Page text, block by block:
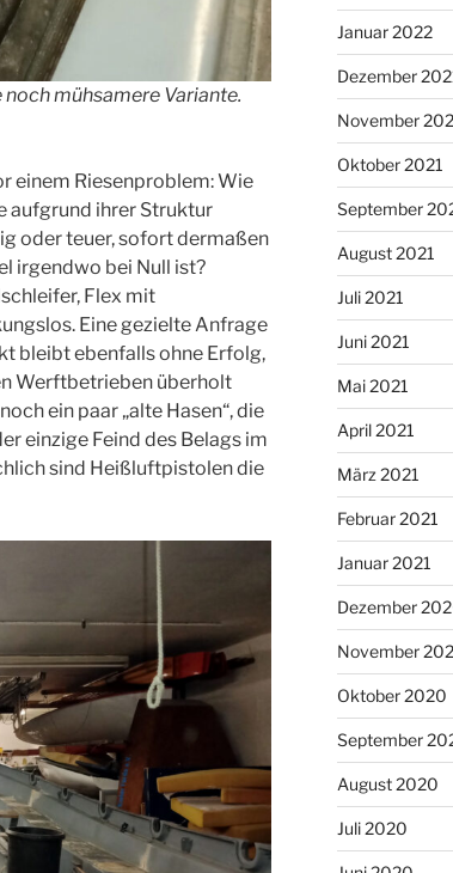
mühsamere Variante.
einem Riesenproblem: Wie
aufgrund ihrer Struktur
oder teuer, sofort dermaßen
irgendwo bei Null ist?
Flex mit
Eine gezielte Anfrage
bleibt ebenfalls ohne Erfolg,
Werftbetrieben überholt
ein paar „alte Hasen“, die
einzige Feind des Belags im
sind Heißluftpistolen die
Januar 2022
Dezember
November
Oktober 2021
September
August 2021
Juli 2021
Juni 2021
Mai 2021
April 2021
März 2021
Februar 2021
Januar 2021
Dezember
November
Oktober 2020
September
August 2020
Juli 2020